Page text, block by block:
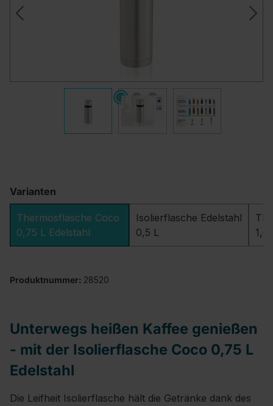
Varianten
Thermosflasche Coco
0,75 L Edelstahl
Isolierflasche Edelstahl
0,5 L
1,0
Produktnummer: 28520
Unterwegs heißen Kaffee genießen
- mit der Isolierflasche Coco 0,75 L
Edelstahl
Die Leifheit Isolierflasche hält die Getränke dank des